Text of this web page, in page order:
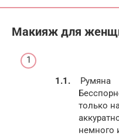
Макияж для
Румяна
только
немного